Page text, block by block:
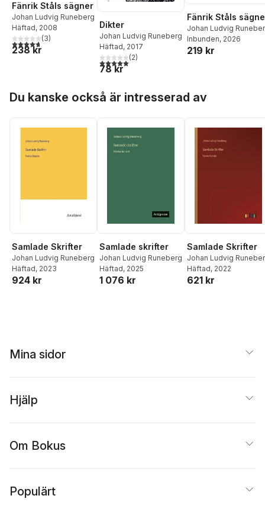
Fänrik Ståls sägner
Johan Ludvig Runeberg
Häftad, 2008
4,7utav 5 stjärnor. Totalt antal röster:
(3)
238 kr
Dikter
Johan Ludvig Runeberg
Häftad, 2017
5,0utav 5 stjärnor. Totalt antal röster:
(2)
78 kr
Fänrik Ståls
Johan Ludvig
Inbunden, 2026
219 kr
Du kanske också är intresserad av
Samlade Skrifter
Johan Ludvig Runeberg
Häftad, 2023
924 kr
Samlade skrifter
Johan Ludvig Runeberg
Häftad, 2025
1 076 kr
Samlade Skrifter
Johan Ludvig
Häftad, 2022
621 kr
Mina sidor
Hjälp
Om Bokus
Populärt